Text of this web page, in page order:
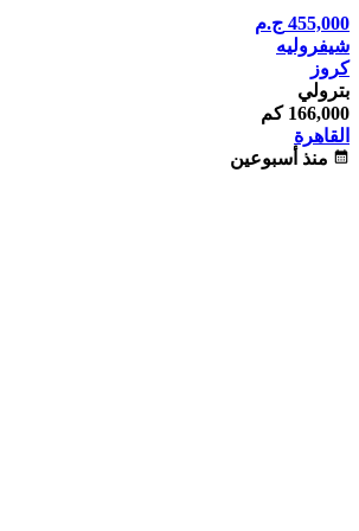
455,000 ج.م
شيفروليه
كروز
بترولي
166,000 كم
القاهرة
calendar_month منذ أسبوعين